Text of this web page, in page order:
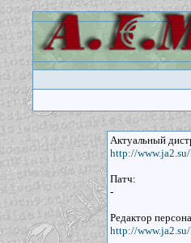
Актуальный
http://
Патч:
-
Редактор
http://